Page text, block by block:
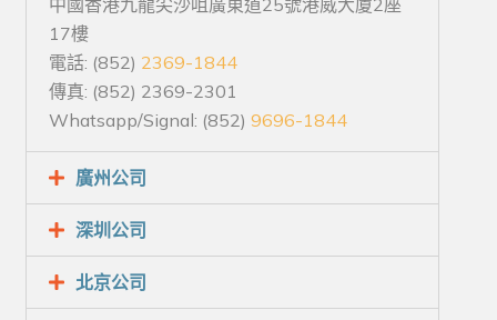
17樓
電話: (852) 2369-1844
傳真: (852) 2369-2301
Whatsapp/Signal: (852) 9696-1844
廣州公司
深圳公司
北京公司